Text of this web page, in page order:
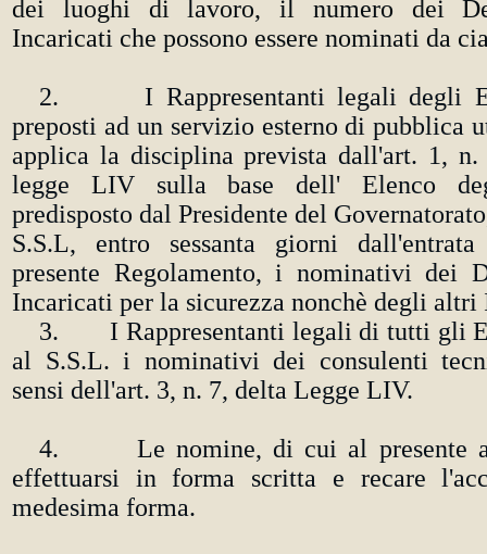
dei luoghi di lavoro, il numero dei
Incaricati che possono essere nominati da
2. I Rappresentanti legali degli
preposti ad un servizio esterno di pubblica
applica la disciplina prevista dall'art. 1,
legge LIV sulla base dell' Elenco
predisposto dal Presidente del
S.S.L, entro sessanta giorni
presente Regolamento, i nominativi dei
Incaricati per la sicurezza nonchè degli
3. I Rappresentanti legali di tutti gli
al S.S.L. i nominativi dei consulenti
sensi dell'art. 3, n. 7, delta Legge LIV.
4. Le nomine, di cui al presente
effettuarsi in forma scritta e recare
medesima forma.